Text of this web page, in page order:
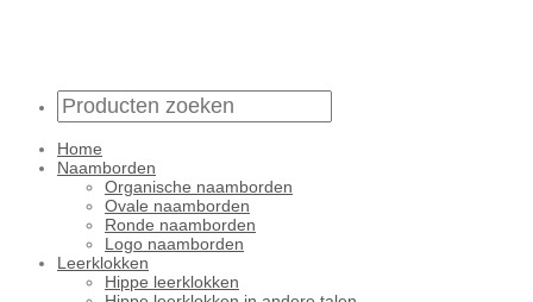
Home
Naamborden
Organische naamborden
Ovale naamborden
Ronde naamborden
Logo naamborden
Leerklokken
Hippe leerklokken